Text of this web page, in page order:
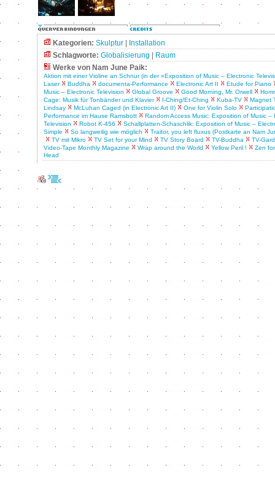
Kategorien: Skulptur
Installation
Schlagworte: Globalisierung
Raum
Werke von Nam June Paik:
Aktion mit einer Violine an Schnur (in der »Exposition of Music – Electronic
Laser
Buddha documenta-Performance Electronic Art II
Etude for Piano
Music – Electronic Television
Global Groove Good Morning, Mr. Orwell
Cage: Musik für Tonbänder und Klavier
I-Ching/Et-Ching Kuba-TV
Magnet
Lindsay
McLuhan Caged (in Electronic Art II) One for Violin Solo
Performance im Hause Ramsbott
Random Access Music: Exposition of Music –
Television
Robot K-456
Schallplatten-Schaschlik: Exposition of Music –
Simple
So langweilig wie möglich
Traitor, you left fluxus (Postkarte an Nam
TV mit Mikro
TV Set for your Mind TV Story Board TV-Buddha
TV-
Video-Tape Monthly Magazine
Wrap around the World Yellow Peril !
Zen
Head